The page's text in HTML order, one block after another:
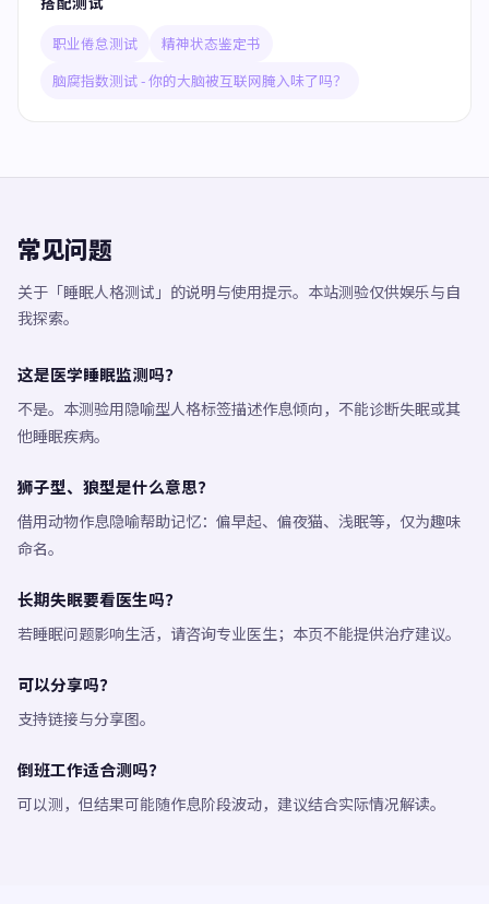
职业倦怠测试
精神状态鉴定书
脑腐指数测试 - 你的大脑被互联网腌入味了吗？
常见问题
关于「睡眠人格测试」的说明与使用提示。本站测验仅供娱乐与自
我探索。
这是医学睡眠监测吗？
不是。本测验用隐喻型人格标签描述作息倾向，不能诊断失眠或其
他睡眠疾病。
狮子型、狼型是什么意思？
借用动物作息隐喻帮助记忆：偏早起、偏夜猫、浅眠等，仅为趣味
命名。
长期失眠要看医生吗？
若睡眠问题影响生活，请咨询专业医生；本页不能提供治疗建议。
可以分享吗？
支持链接与分享图。
倒班工作适合测吗？
可以测，但结果可能随作息阶段波动，建议结合实际情况解读。